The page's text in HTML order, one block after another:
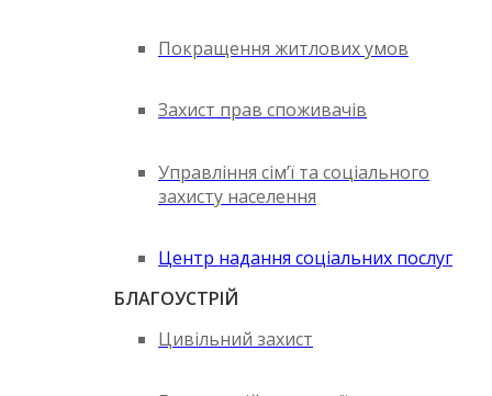
Покращення житлових умов
Захист прав споживачів
Управління сім’ї та соціального
захисту населення
Центр надання соціальних послуг
БЛАГОУСТРІЙ
Цивільний захист